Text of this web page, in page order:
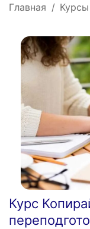
Главная Курсы
Курс